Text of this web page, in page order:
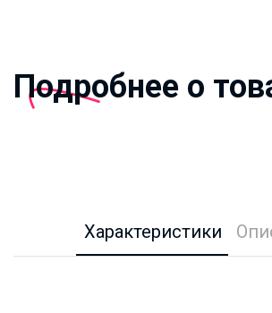
Подробнее о
Характеристики